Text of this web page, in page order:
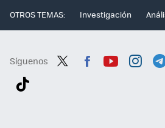
OTROS TEMAS: Investigación
Síguenos